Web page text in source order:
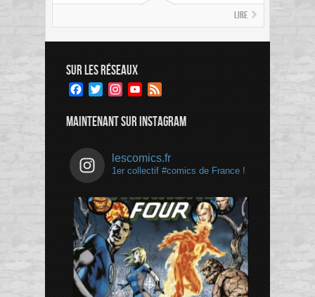
Lire
SUR LES RÉSEAUX
Facebook
TwitterInstagramYouTube
MAINTENANT SUR INSTAGRAM
lescomics.fr
1er collectif #comics de France !